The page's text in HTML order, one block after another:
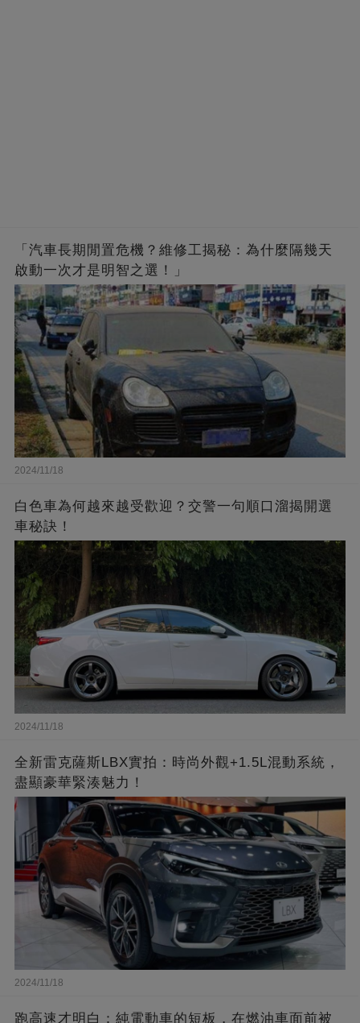
「汽車長期閒置危機？維修工揭秘：為什麼隔幾天
啟動一次才是明智之選！」
2024/11/18
白色車為何越來越受歡迎？交警一句順口溜揭開選
車秘訣！
2024/11/18
全新雷克薩斯LBX實拍：時尚外觀+1.5L混動系統，
盡顯豪華緊湊魅力！
2024/11/18
跑高速才明白：純電動車的短板，在燃油車面前被